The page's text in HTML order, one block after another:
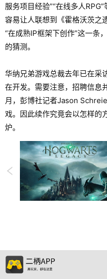
服务项目经验”“在线多人
容易让人联想到《霍格沃茨之
“在成熟IP框架下创作”这一条
的猜测。
华纳兄弟游戏总裁去年已在采
在开发。需要注意，招聘信息
月，彭博社记者Jason
戏。因此续作究竟会以怎样的
炉。